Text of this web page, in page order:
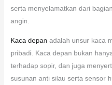
serta menyelamatkan dari
angin.
Kaca depan adalah unsur kaca
pribadi. Kaca depan bukan
terhadap sopir, dan juga
susunan anti silau serta sensor